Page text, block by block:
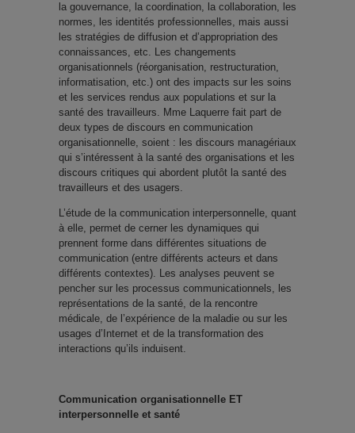
la gouvernance, la coordination, la collaboration, les
normes, les identités professionnelles, mais aussi
les stratégies de diffusion et d’appropriation des
connaissances, etc. Les changements
organisationnels (réorganisation, restructuration,
informatisation, etc.) ont des impacts sur les soins
et les services rendus aux populations et sur la
santé des travailleurs. Mme Laquerre fait part de
deux types de discours en communication
organisationnelle, soient : les discours managériaux
qui s’intéressent à la santé des organisations et les
discours critiques qui abordent plutôt la santé des
travailleurs et des usagers.
L’étude de la communication interpersonnelle, quant
à elle, permet de cerner les dynamiques qui
prennent forme dans différentes situations de
communication (entre différents acteurs et dans
différents contextes). Les analyses peuvent se
pencher sur les processus communicationnels, les
représentations de la santé, de la rencontre
médicale, de l’expérience de la maladie ou sur les
usages d’Internet et de la transformation des
interactions qu’ils induisent.
Communication organisationnelle ET
interpersonnelle et santé